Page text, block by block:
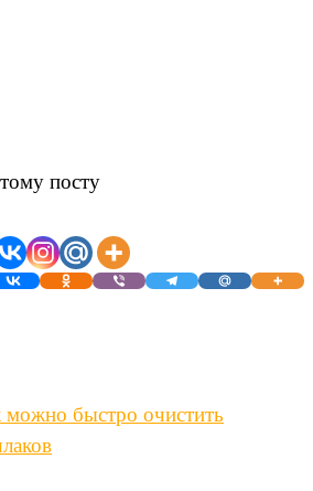
посту
можно быстро очистить